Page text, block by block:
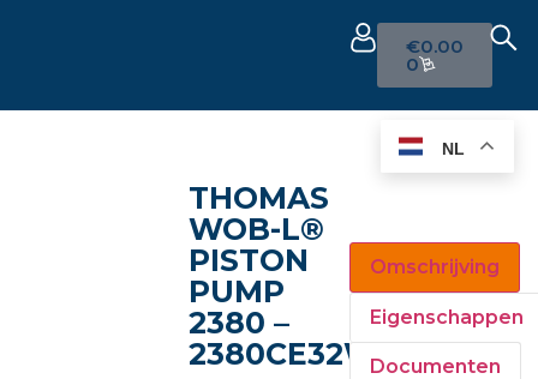
€0.00
0
THOMAS
WOB-L®
PISTON
PUMP
2380 –
2380CE32W
Omschrijving
Eigenschappen
Documenten
NL